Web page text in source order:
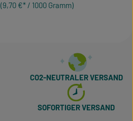
(9,70 €* / 1000 Gramm)
CO2-NEUTRALER VERSAND
SOFORTIGER VERSAND